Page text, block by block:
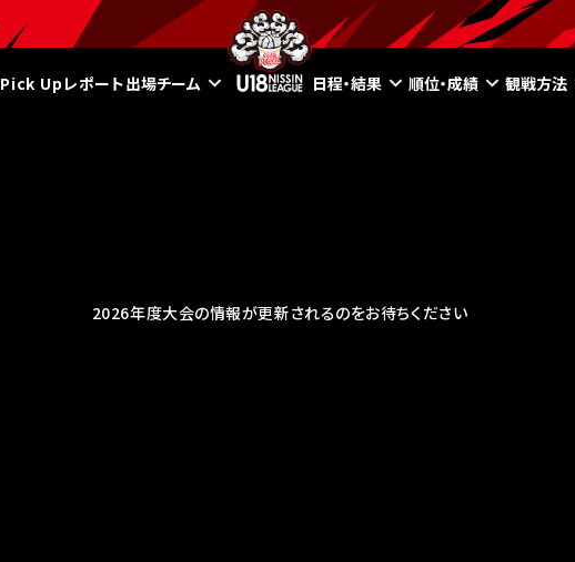
Pick Upレポート出場チーム 日程・結果 順位・成績 観戦方法
2026年度大会の情報が更新されるのをお待ちください